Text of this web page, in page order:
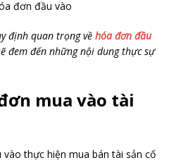
định quan trọng về hóa đơn đầu
đem đến những nội dung thực sự
mua vào tài
thực hiện mua bán tài sản cố